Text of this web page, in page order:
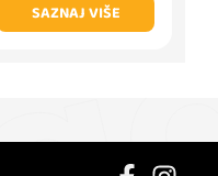
SAZNAJ VIŠE